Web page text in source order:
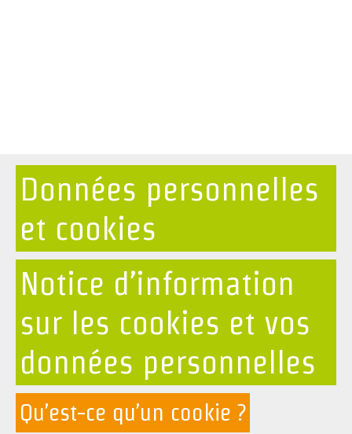
Données personnelles
et cookies
Notice d’information
sur les cookies et vos
données personnelles
Qu’est-ce qu’un cookie ?